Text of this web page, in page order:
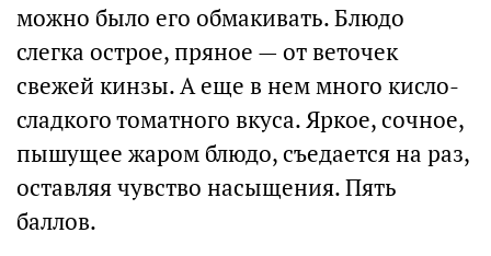
можно было его обмакивать. Блюдо
слегка острое, пряное — от веточек
свежей кинзы. А еще в нем много кисло-
сладкого томатного вкуса. Яркое, сочное,
пышущее жаром блюдо, съедается на раз,
оставляя чувство насыщения. Пять
баллов.